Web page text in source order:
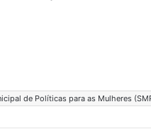
de Políticas para as Mulheres